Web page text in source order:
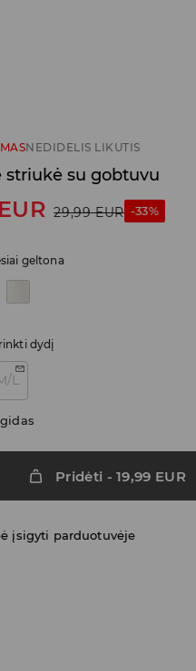
NEDIDELIS LIKUTIS
striukė su gobtuvu
EUR 29,99 EUR -33%
geltona
dydį
L
Pridėti -19,99 EUR
įsigyti parduotuvėje